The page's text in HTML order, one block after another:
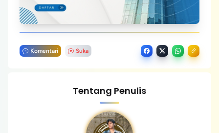
Komentari Suka
Tentang Penulis